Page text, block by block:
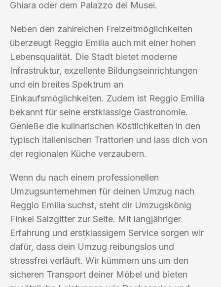
Ghiara oder dem Palazzo dei Musei.
Neben den zahlreichen Freizeitmöglichkeiten
überzeugt Reggio Emilia auch mit einer hohen
Lebensqualität. Die Stadt bietet moderne
Infrastruktur, exzellente Bildungseinrichtungen
und ein breites Spektrum an
Einkaufsmöglichkeiten. Zudem ist Reggio Emilia
bekannt für seine erstklassige Gastronomie.
Genieße die kulinarischen Köstlichkeiten in den
typisch italienischen Trattorien und lass dich von
der regionalen Küche verzaubern.
Wenn du nach einem professionellen
Umzugsunternehmen für deinen Umzug nach
Reggio Emilia suchst, steht dir Umzugskönig
Finkel Salzgitter zur Seite. Mit langjähriger
Erfahrung und erstklassigem Service sorgen wir
dafür, dass dein Umzug reibungslos und
stressfrei verläuft. Wir kümmern uns um den
sicheren Transport deiner Möbel und bieten